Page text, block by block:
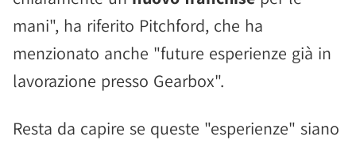
mani", ha riferito Pitchford, che ha
menzionato anche "future esperienze già in
lavorazione presso Gearbox".
Resta da capire se queste "esperienze" siano